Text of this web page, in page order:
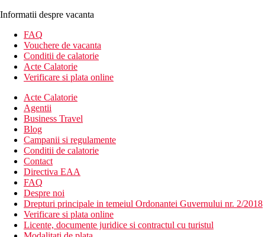
Informatii despre vacanta
FAQ
Vouchere de vacanta
Conditii de calatorie
Acte Calatorie
Verificare si plata online
Acte Calatorie
Agentii
Business Travel
Blog
Campanii si regulamente
Conditii de calatorie
Contact
Directiva EAA
FAQ
Despre noi
Drepturi principale in temeiul Ordonantei Guvernului nr. 2/2018
Verificare si plata online
Licente, documente juridice si contractul cu turistul